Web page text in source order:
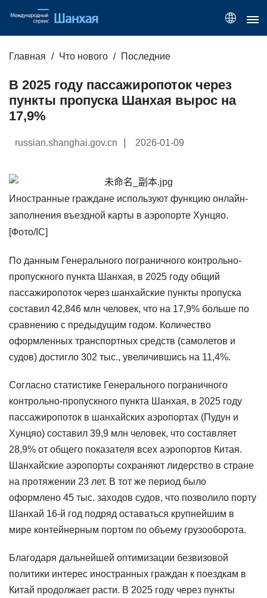
Главная Что нового Последние
В 2025 году пассажиропоток через
пункты пропуска Шанхая вырос на
17,9%
russian.shanghai.gov.cn 2026-01-09
Иностранные граждане используют функцию онлайн-
заполнения въездной карты в аэропорте Хунцяо.
[Фото/IC]
​По данным Генерального пограничного контрольно-
пропускного пункта Шанхая, в 2025 году общий
пассажиропоток через шанхайские пункты пропуска
составил 42,846 млн человек, что на 17,9% больше по
сравнению с предыдущим годом. Количество
оформленных транспортных средств (самолетов и
судов) достигло 302 тыс., увеличившись на 11,4%.
Согласно статистике Генерального пограничного
контрольно-пропускного пункта Шанхая, в 2025 году
пассажиропоток в шанхайских аэропортах (Пудун и
Хунцяо) составил 39,9 млн человек, что составляет
28,9% от общего показателя всех аэропортов Китая.
Шанхайские аэропорты сохраняют лидерство в стране
на протяжении 23 лет. В тот же период было
оформлено 45 тыс. заходов судов, что позволило порту
Шанхай 16-й год подряд оставаться крупнейшим в
мире контейнерным портом по объему грузооборота.
Благодаря дальнейшей оптимизации безвизовой
политики интерес иностранных граждан к поездкам в
Китай продолжает расти. В 2025 году через пункты